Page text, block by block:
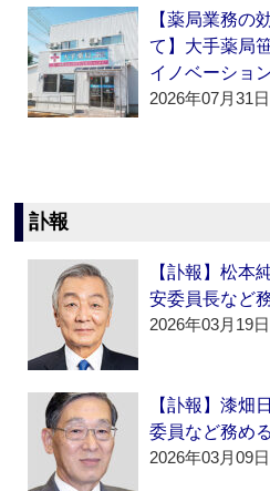
【薬局業務の
て】大手薬局
イノベーション
2026年07月31
訃報
【訃報】松本
安委員長など
2026年03月19
【訃報】漆畑
委員など務める
2026年03月09